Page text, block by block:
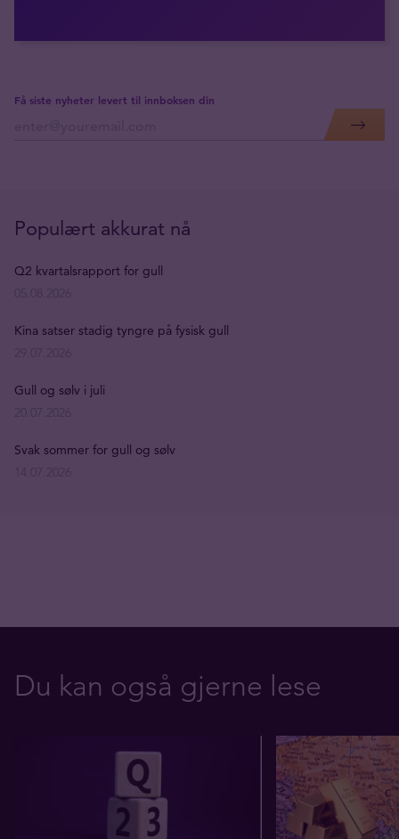
Få siste nyheter levert til innboksen din
Populært akkurat nå
Q2 kvartalsrapport for gull
Kina satser stadig tyngre på fysisk gull
Gull og sølv i juli
Svak sommer for gull og sølv
Du kan også gjerne lese